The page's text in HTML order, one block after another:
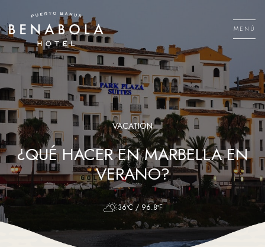
contenido
MENÚ
VACATION
¿QUÉ HACER EN MARBELLA EN
VERANO?
36ºC / 96.8ºF